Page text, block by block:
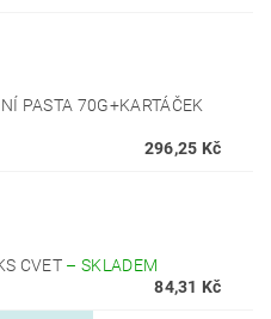
PASTA 70G+KARTÁČEK
296,25 Kč
CVET –SKLADEM
84,31 Kč